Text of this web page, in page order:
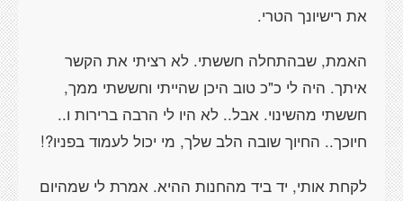
את רישיונך הטרי.
האמת, שבהתחלה חששתי. לא רציתי את הקשר
איתך. היה לי כ"כ טוב היכן שהייתי וחששתי ממך,
חששתי מהשינוי. אבל.. לא היו לי הרבה ברירות ו..
חיוכך.. החיוך שובה הלב שלך, מי יכול לעמוד בפניו?!
לקחת אותי, יד ביד מהחנות ההיא. אמרת לי שמהיום